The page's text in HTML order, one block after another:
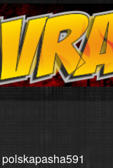
polskapasha591